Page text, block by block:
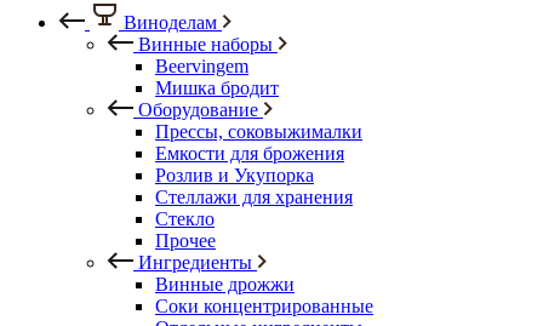
Виноделам
Винные наборы
Beervingem
Мишка бродит
Оборудование
Прессы, соковыжималки
Емкости для брожения
Розлив и Укупорка
Стеллажи для хранения
Стекло
Прочее
Ингредиенты
Винные дрожжи
Соки концентрированные